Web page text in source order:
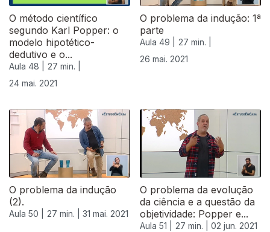
O método científico
segundo Karl Popper: o
modelo hipotético-
dedutivo e o...
Aula 48 |
27 min. |
24 mai. 2021
O problema da indução: 1ª
parte
Aula 49 |
27 min. |
26 mai. 2021
O problema da indução
(2).
Aula 50 | 27 min. | 31 mai. 2021
O problema da evolução
da ciência e a questão da
objetividade: Popper e...
Aula 51 | 27 min. | 02 jun. 2021